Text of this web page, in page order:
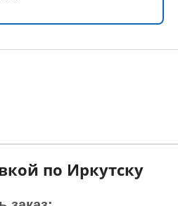
по Иркутску